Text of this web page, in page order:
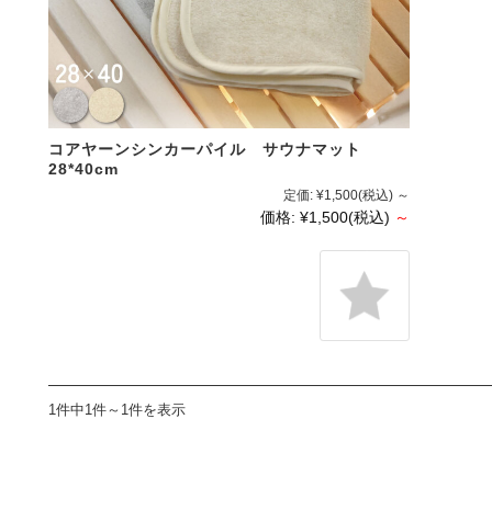
コアヤーンシンカーパイル サウナマット
28*40cm
定価: ¥1,500(税込) ～
価格: ¥1,500(税込) ～
1件中1件～1件を表示